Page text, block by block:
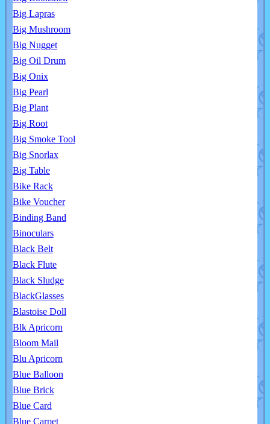
Big Lapras
Big Mushroom
Big Nugget
Big Oil Drum
Big Onix
Big Pearl
Big Plant
Big Root
Big Smoke Tool
Big Snorlax
Big Table
Bike Rack
Bike Voucher
Binding Band
Binoculars
Black Belt
Black Flute
Black Sludge
BlackGlasses
Blastoise Doll
Blk Apricorn
Bloom Mail
Blu Apricorn
Blue Balloon
Blue Brick
Blue Card
Blue Carpet